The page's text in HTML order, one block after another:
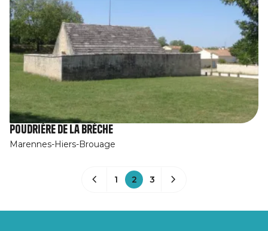
Poudrière de la Brèche
Marennes-Hiers-Brouage
1 2 3